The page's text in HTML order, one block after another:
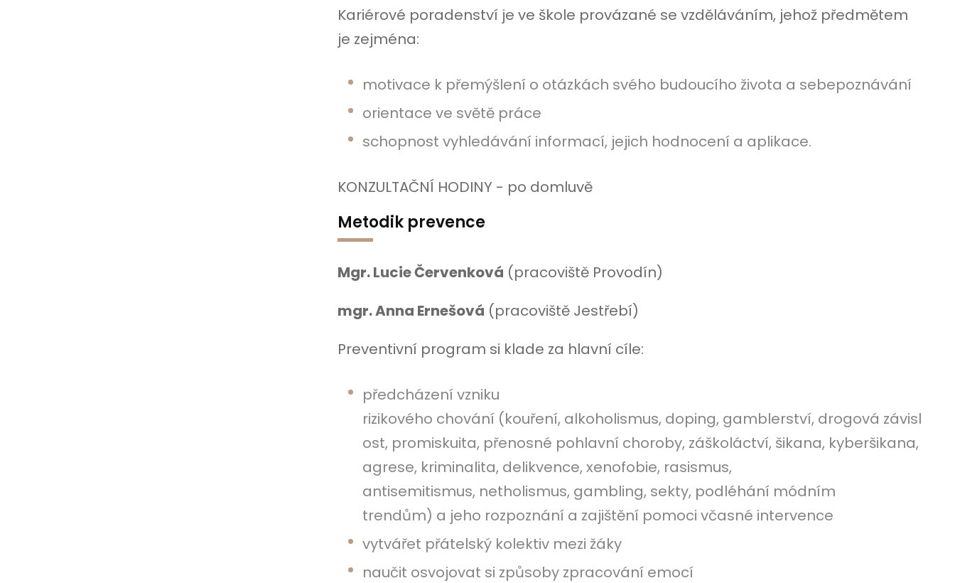
Kariérové poradenství je ve škole provázané se vzděláváním, jehož předmětem
je zejména:
motivace k přemýšlení o otázkách svého budoucího života a sebepoznávání
orientace ve světě práce
schopnost vyhledávání informací, jejich hodnocení a aplikace.
KONZULTAČNÍ HODINY - po domluvě
Metodik prevence
Mgr. Lucie Červenková (pracoviště Provodín)
mgr. Anna Ernešová (pracoviště Jestřebí)
Preventivní program si klade za hlavní cíle:
předcházení vzniku
rizikového chování (kouření, alkoholismus, doping, gamblerství, drogová závisl
ost, promiskuita, přenosné pohlavní choroby, záškoláctví, šikana, kyberšikana,
agrese, kriminalita, delikvence, xenofobie, rasismus,
antisemitismus, netholismus, gambling, sekty, podléhání módním
trendům) a jeho rozpoznání a zajištění pomoci včasné intervence
vytvářet přátelský kolektiv mezi žáky
naučit osvojovat si způsoby zpracování emocí